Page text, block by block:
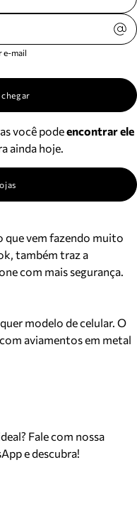
e-mail
você podeencontrar ele
ainda hoje.
que vem fazendo muito
também traz a
com mais segurança.
modelo de celular. O
aviamentos em metal
Fale com nossa
e descubra!